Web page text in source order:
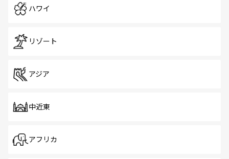
ハワイ
リゾート
アジア
中近東
アフリカ